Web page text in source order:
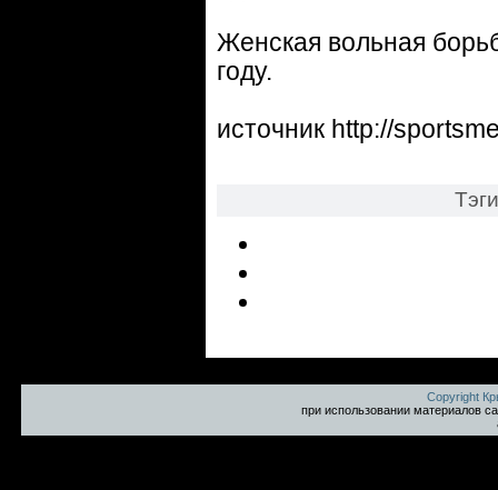
Женская вольная
году.
источник http://
Copyright
при использовании материалов